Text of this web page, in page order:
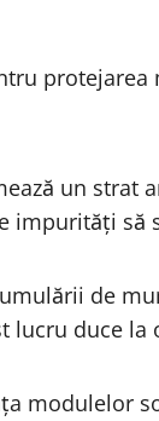
protejarea
un strat
impurități să
de
lucru duce
modulelor